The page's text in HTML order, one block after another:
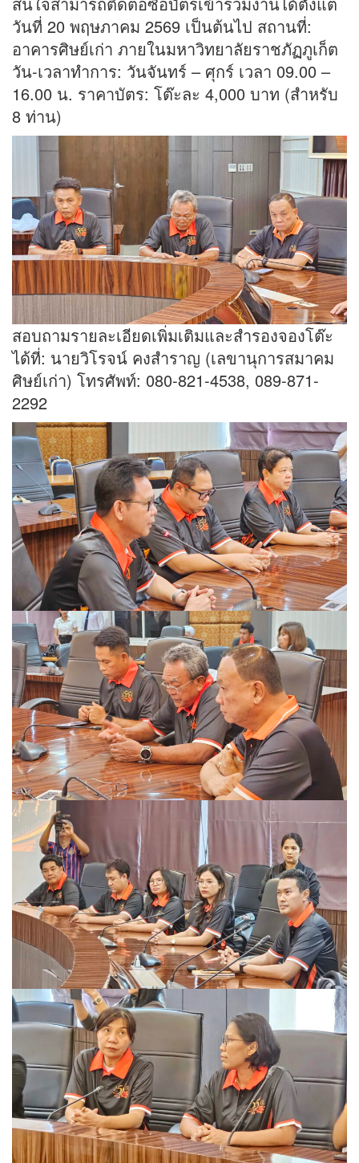
วันที่ 20 พฤษภาคม 2569 เป็นต้นไป สถานที่:
อาคารศิษย์เก่า ภายในมหาวิทยาลัยราชภัฏภูเก็ต
วัน-เวลาทำการ: วันจันทร์ – ศุกร์ เวลา 09.00 –
16.00 น. ราคาบัตร: โต๊ะละ 4,000 บาท (สำหรับ
8 ท่าน)
สอบถามรายละเอียดเพิ่มเติมและสำรองจองโต๊ะ
ได้ที่: นายวิโรจน์ คงสำราญ (เลขานุการสมาคม
ศิษย์เก่า) โทรศัพท์: 080-821-4538, 089-871-
2292